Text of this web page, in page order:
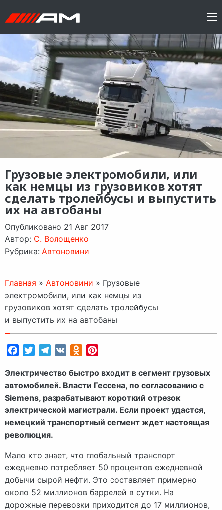
Грузовые электромобили, или
как немцы из грузовиков хотят
сделать тролейбусы и выпустить
их на автобаны
Опубликовано 21 Авг 2017
Автор: C. Волощенко
Рубрика: Автоновини
Главная » Автоновини » Грузовые
электромобили, или как немцы из
грузовиков хотят сделать тролейбусы
и выпустить их на автобаны
FacebookTwitterTelegram
VK Odnoklassniki
Электричество быстро входит в сегмент грузовых
автомобилей. Власти Гессена, по согласованию с
Siemens, разрабатывают короткий отрезок
электрической магистрали. Если проект удастся,
немецкий транспортный сегмент ждет настоящая
революция.
Мало кто знает, что глобальный транспорт
ежедневно потребляет 50 процентов ежедневной
добычи сырой нефти. Это составляет примерно
около 52 миллионов баррелей в сутки. На
дорожные перевозки приходится до 17 миллионов,